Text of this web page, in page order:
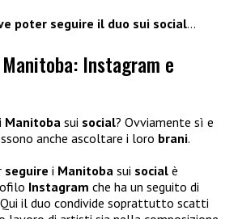
poter seguire il duo sui social…
Instagram e
i Manitoba sui social? Ovviamente sì e
anche ascoltare i loro brani.
seguire i Manitoba sui social è
Instagram che ha un seguito di
il duo condivide soprattutto scatti